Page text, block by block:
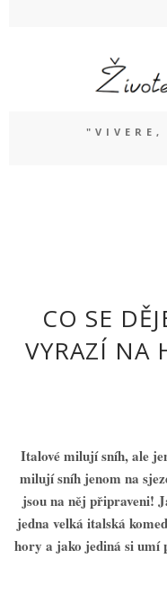
"VIVERE,
CO SE
VYRAZÍ NA
Italové milují sníh, ale
milují sníh jenom na
jsou na něj připraveni!
jedna velká italská
hory a jako jediná si umí